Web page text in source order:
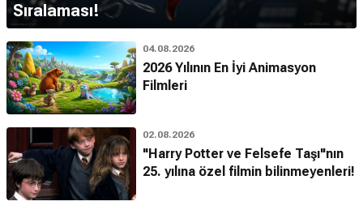
Sıralaması!
04.08.2026
2026 Yılının En İyi Animasyon
Filmleri
02.08.2026
"Harry Potter ve Felsefe Taşı"nın
25. yılına özel filmin bilinmeyenleri!